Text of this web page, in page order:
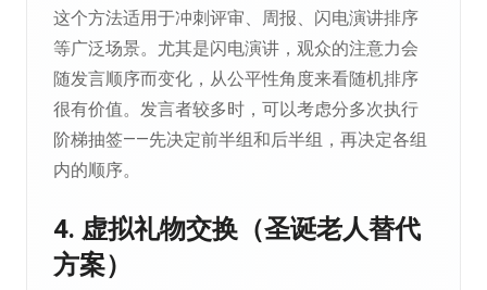
这个方法适用于冲刺评审、周报、闪电演讲排序
等广泛场景。尤其是闪电演讲，观众的注意力会
随发言顺序而变化，从公平性角度来看随机排序
很有价值。发言者较多时，可以考虑分多次执行
阶梯抽签——先决定前半组和后半组，再决定各组
内的顺序。
4. 虚拟礼物交换（圣诞老人替代
方案）